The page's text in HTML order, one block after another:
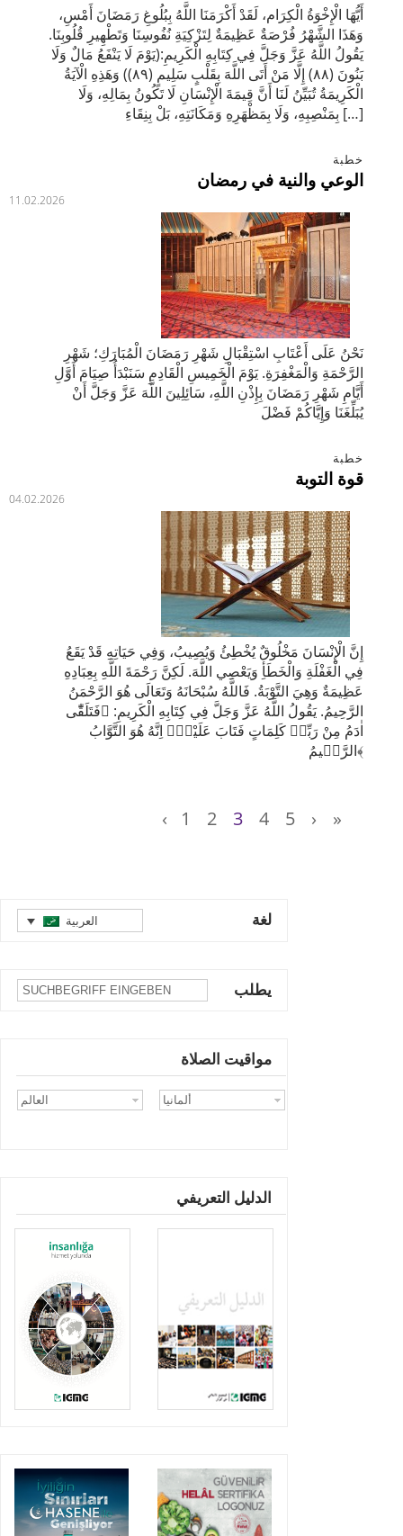
أَيُّهَا الْإِخْوَةُ الْكِرَام، لَقَدْ أَكْرَمَنَا اللَّهُ بِبُلُوغِ رَمَضَانَ أَمْسِ،
وَهَذَا الشَّهْرُ فُرْصَةٌ عَظِيمَةٌ لِتَزْكِيَةِ نُفُوسِنَا وَتَطْهِيرِ قُلُوبِنَا.
يَقُولُ اللَّهُ عَزَّ وَجَلَّ فِي كِتَابِهِ الْكَرِيمِ:(يَوْمَ لَا يَنْفَعُ مَالٌ وَلَا
بَنُونَ (٨٨) إِلَّا مَنْ أَتَى اللَّهَ بِقَلْبٍ سَلِيمٍ (٨٩)) وَهَذِهِ الْآيَةُ
الْكَرِيمَةُ تُبَيِّنُ لَنَا أَنَّ قِيمَةَ الْإِنْسَانِ لَا تَكُونُ بِمَالِهِ، وَلَا
بِمَنْصِبِهِ، وَلَا بِمَظْهَرِهِ وَمَكَانَتِهِ، بَلْ بِنِقَاءِ […]
خطبة
الوعي والنية في رمضان
11.02.2026
نَحْنُ عَلَى أَعْتَابِ اسْتِقْبَالِ شَهْرِ رَمَضَانَ الْمُبَارَكِ؛ شَهْرِ
الرَّحْمَةِ وَالْمَغْفِرَةِ. يَوْمَ الْخَمِيسِ الْقَادِمِ سَنَبْدَأُ صِيَامَ أَوَّلِ
أَيَّامِ شَهْرِ رَمَضَانَ بِإِذْنِ اللَّهِ، سَائِلِينَ اللَّهَ عَزَّ وَجَلَّ أَنْ
يُبَلِّغَنَا وَإِيَّاكُمْ فَضْلَ
خطبة
قوة التوبة
04.02.2026
إِنَّ الْإِنْسَانَ مَخْلُوقٌ يُخْطِئُ وَيُصِيبُ، وَفِي حَيَاتِهِ قَدْ يَقَعُ
فِي الْغَفْلَةِ وَالْخَطَأِ وَيَعْصِي اللَّهَ. لَكِنَّ رَحْمَةَ اللَّهِ بِعِبَادِهِ
عَظِيمَةٌ وَهِيَ التَّوْبَةُ. فَاللَّهُ سُبْحَانَهُ وَتَعَالَى هُوَ الرَّحْمَنُ
الرَّحِيمُ. يَقُولُ اللَّهُ عَزَّ وَجَلَّ فِي كِتَابِهِ الْكَرِيمِ: ﴿فَتَلَقّٰٓى
اٰدَمُ مِنْ رَبِّه۪ كَلِمَاتٍ فَتَابَ عَلَيْهِۜ اِنَّهُ هُوَ التَّوَّابُ
الرَّح۪يمُ﴾
‹ 1 2 3 4 5 › »
لغة العربية
يطلب
مواقيت الصلاة
الدليل التعريفي